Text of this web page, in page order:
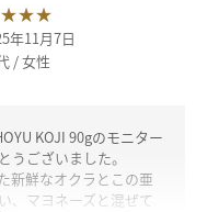
年11月7日
女性
KOJI 90gのモニター
うございました。
新鮮なオクラとこの亜
、マヨネーズと混ぜて